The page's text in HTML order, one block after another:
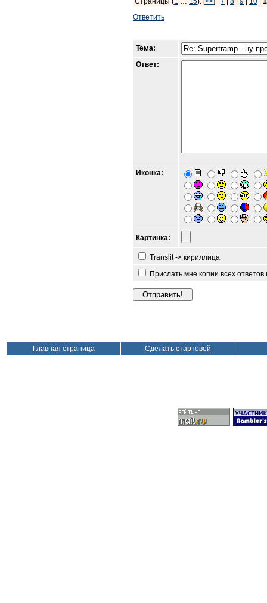
Ответить
Тема:
Ответ:
Иконка:
Картинка:
Translit -> кириллица
Прислать мне копии всех
Главная страница Сделать стартовой